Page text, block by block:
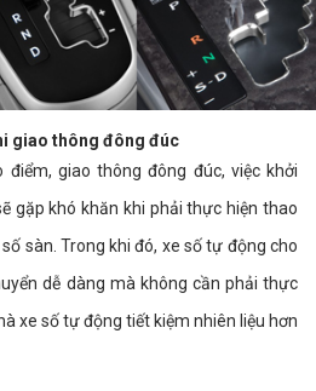
giao thông đông đúc
điểm, giao thông đông đúc, việc khởi
gặp khó khăn khi phải thực hiện thao
sàn. Trong khi đó, xe số tự động cho
dễ dàng mà không cần phải thực
xe số tự động tiết kiệm nhiên liệu hơn